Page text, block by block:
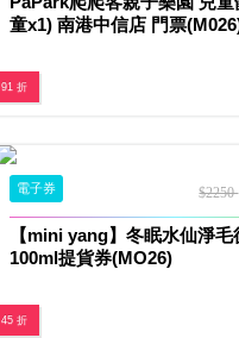
童x1) 南港中信店 門票
91 折
電子券 $2250
【mini yang】冬眠水仙淨毛
100ml提貨券(MO26)
45 折